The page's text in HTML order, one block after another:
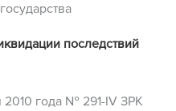
последствий
2010 года № 291-IV ЗРК